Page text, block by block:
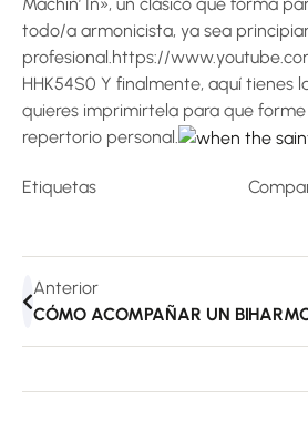
todo/a armonicista, ya sea
profesional.https://
HHK54S0 Y finalmente, aquí tienes
quieres imprimirtela para que
repertorio personal.
Etiquetas
Anterior
CÓMO ACOMPAÑAR UN BLUES